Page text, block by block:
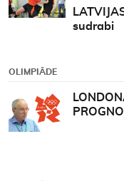
sudrabi
OLIMPIĀDE